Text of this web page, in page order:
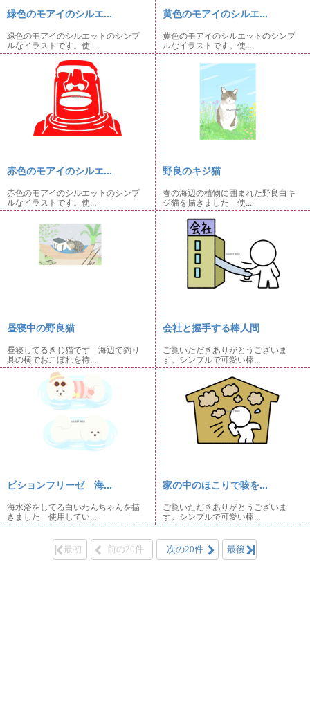
緑色のモアイのシルエ...
緑色のモアイのシルエットのシンプ
ルなイラストです。使...
黄色のモアイのシルエ...
黄色のモアイのシルエットのシンプ
ルなイラストです。使...
赤色のモアイのシルエ...
赤色のモアイのシルエットのシンプ
ルなイラストです。使...
野良のキジ猫
春の海辺の植物に囲まれた野良白キ
ジ猫を描きました 使...
昼寝中の野良猫
昼寝してるきじ猫です 海辺で釣り
具の横でおこぼれを待...
会社と握手する棒人間
ご覧いただきありがとうございま
す。シンプルで可愛い棒...
ビションフリーゼ 海...
海水浴をしてる白いわんちゃんを描
きました 使用してい...
家の中のほこりで咳を...
ご覧いただきありがとうございま
す。シンプルで可愛い棒...
最初 前の20件 次の20件 最後